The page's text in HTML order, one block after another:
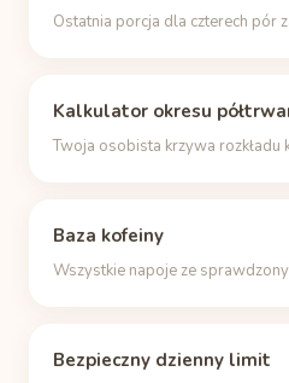
Ostatnia porcja dla czterech pór
Kalkulator okresu
Twoja osobista krzywa rozkładu
Baza kofeiny
Wszystkie napoje ze
Bezpieczny dzienny limit